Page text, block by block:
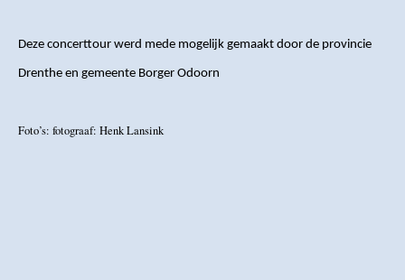
Deze concerttour werd mede mogelijk gemaakt door de provincie
Drenthe en gemeente Borger Odoorn
Foto’s: fotograaf: Henk Lansink